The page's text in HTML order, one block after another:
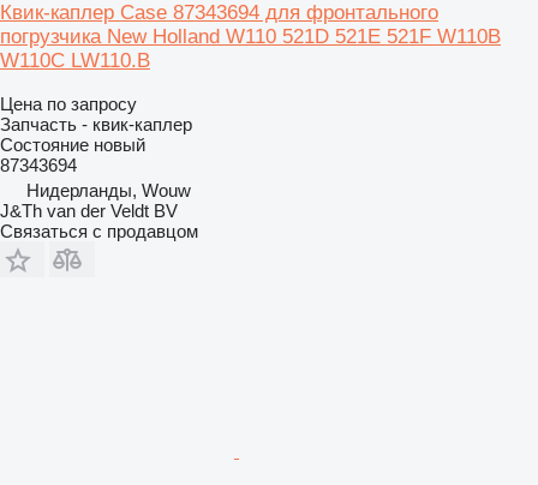
Квик-каплер Case 87343694 для фронтального
погрузчика New Holland W110 521D 521E 521F W110B
W110C LW110.B
Цена по запросу
Запчасть - квик-каплер
Состояние новый
87343694
Нидерланды, Wouw
J&Th van der Veldt BV
Связаться с продавцом